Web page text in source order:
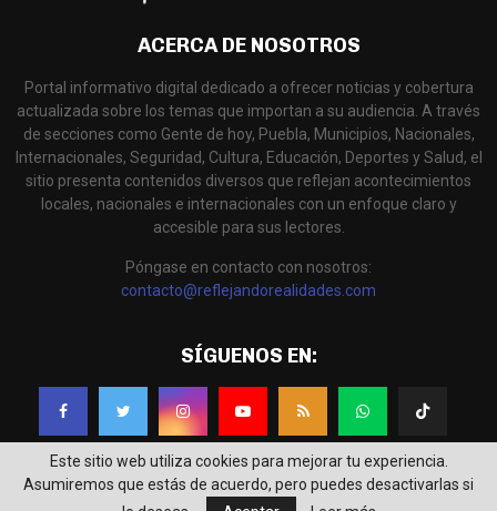
ACERCA DE NOSOTROS
Portal informativo digital dedicado a ofrecer noticias y cobertura
actualizada sobre los temas que importan a su audiencia. A través
de secciones como Gente de hoy, Puebla, Municipios, Nacionales,
Internacionales, Seguridad, Cultura, Educación, Deportes y Salud, el
sitio presenta contenidos diversos que reflejan acontecimientos
locales, nacionales e internacionales con un enfoque claro y
accesible para sus lectores.
Póngase en contacto con nosotros:
contacto@reflejandorealidades.com
SÍGUENOS EN:
Este sitio web utiliza cookies para mejorar tu experiencia.
Asumiremos que estás de acuerdo, pero puedes desactivarlas si